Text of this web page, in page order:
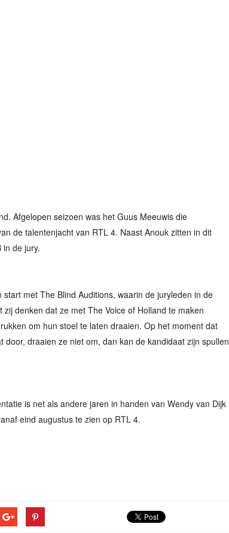
Afgelopen seizoen was het Guus Meeuwis die
de talentenjacht van RTL 4. Naast Anouk zitten in dit
in de jury.
met The Blind Auditions, waarin de juryleden in de
denken dat ze met The Voice of Holland te maken
om hun stoel te laten draaien. Op het moment dat
draaien ze niet om, dan kan de kandidaat zijn spullen
is net als andere jaren in handen van Wendy van Dijk
eind augustus te zien op RTL 4.